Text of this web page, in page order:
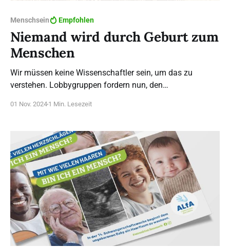
Menschsein Empfohlen
Niemand wird durch Geburt zum
Menschen
Wir müssen keine Wissenschaftler sein, um das zu
verstehen. Lobbygruppen fordern nun, den
zwar bis zu einer Körpergröße von bis zu 28 cm (Scheitel-
im Leib seiner Mutter haben, wenn die 22. Woche nach
01 Nov. 2024 1 Min. Lesezeit